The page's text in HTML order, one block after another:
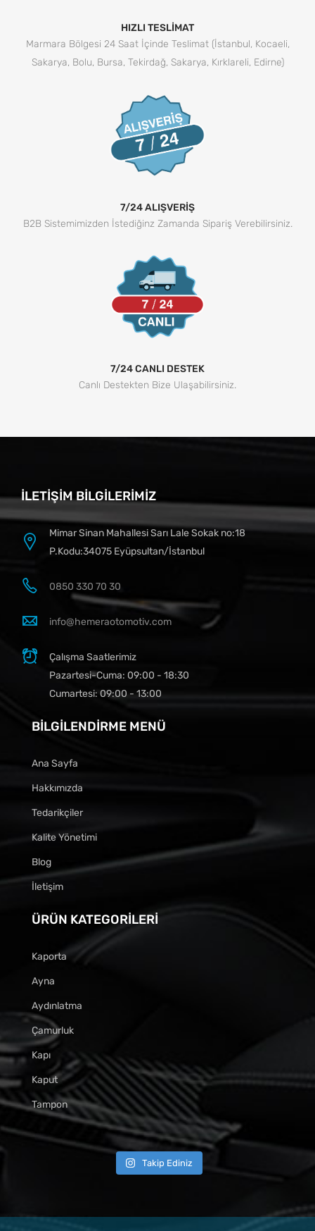
HIZLI TESLİMAT
Marmara Bölgesi 24 Saat İçinde Teslimat (İstanbul, Kocaeli,
Sakarya, Bolu, Bursa, Tekirdağ, Sakarya, Kırklareli, Edirne)
7/24 ALIŞVERİŞ
B2B Sistemimizden İstediğinz Zamanda Sipariş Verebilirsiniz.
7/24 CANLI DESTEK
Canlı Destekten Bize Ulaşabilirsiniz.
İLETIŞIM BILGILERIMIZ
Mimar Sinan Mahallesi Sarı Lale Sokak no:18
P.Kodu:34075 Eyüpsultan/İstanbul
0850 330 70 30
info@hemeraotomotiv.com
Çalışma Saatlerimiz
Pazartesi-Cuma: 09:00 - 18:30
Cumartesi: 09:00 - 13:00
BILGILENDIRME MENÜ
Ana Sayfa
Hakkımızda
Tedarikçiler
Kalite Yönetimi
Blog
İletişim
ÜRÜN KATEGORILERI
Kaporta
Ayna
Aydınlatma
Çamurluk
Kapı
Kaput
Tampon
Takip Ediniz